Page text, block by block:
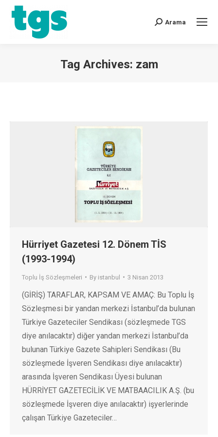
Arama
Tag Archives: zam
Hürriyet Gazetesi 12. Dönem TİS
(1993-1994)
Toplu İş Sözleşmeleri By istanbul 3 Nisan 2013
(GİRİŞ) TARAFLAR, KAPSAM VE AMAÇ: Bu Toplu İş
Sözleşmesi bir yandan merkezi İstanbul’da bulunan
Türkiye Gazeteciler Sendikası (sözleşmede TGS
diye anılacaktır) diğer yandan merkezi İstanbul’da
bulunan Türkiye Gazete Sahipleri Sendikası (Bu
sözleşmede İşveren Sendikası diye anılacaktır)
arasında İşveren Sendikası Üyesi bulunan
HÜRRİYET GAZETECİLİK VE MATBAACILIK A.Ş. (bu
sözleşmede İşveren diye anılacaktır) işyerlerinde
çalışan Türkiye Gazeteciler…